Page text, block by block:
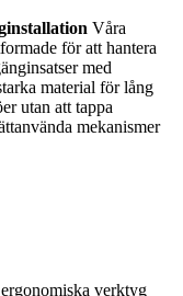
Våra
för att hantera
med
material för lång
utan att tappa
mekanismer
verktyg